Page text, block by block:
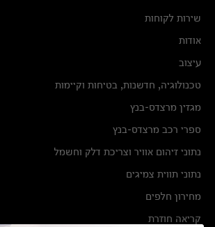
שירות לקוחות
אודות
עיצוב
טכנולוגיה, חדשנות, בטיחות וקיימות
מגזין מרצדס-בנץ
ספרי רכב מרצדס-בנץ
נתוני זיהום אוויר וצריכת דלק וחשמל
נתוני תווית צמיגים
מחירון חלפים
קריאה חוזרת